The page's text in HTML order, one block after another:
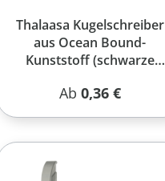
Thalaasa Kugelschreiber
aus Ocean Bound-
Kunststoff (schwarze
Regulärer Preis:
Ab 0,36 €